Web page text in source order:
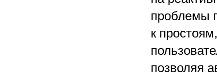
проблемы
к
позволяя